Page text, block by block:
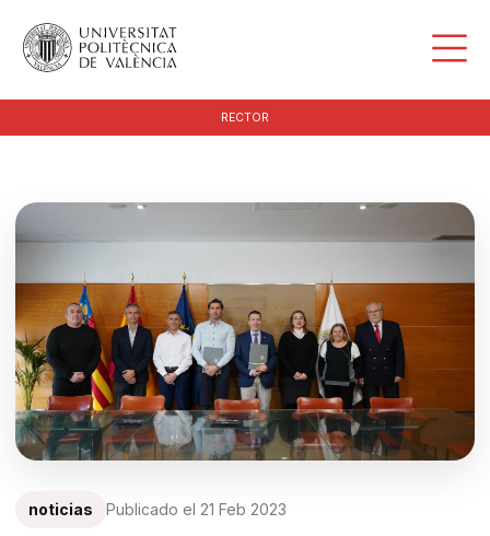
RECTOR
noticias Publicado el 21 Feb 2023